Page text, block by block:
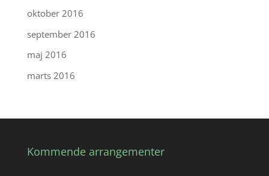
oktober 2016
september 2016
maj 2016
marts 2016
Kommende arrangementer